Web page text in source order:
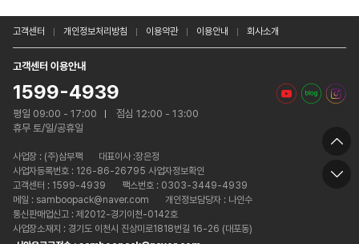
고객센터 개인정보처리방침 이용약관 이용안내 회사소개
고객센터 이용안내
1599-4939
평일 09:00 - 17:00
점심 12:00 - 13:00
휴무 토/일/공휴일
사업장 : (주)삼부팩
대표이사 :장은정
사업자등록번호 : 126-86-26795 사업자정보확인
고객센터 : 1599-4939
팩스번호 : 0303-3449-4939
메일 : samboopack@naver.com
개인정보담당자 : 나인수
통신판매업신고 : 제2012-경기이천-0142호
사업장소재지 : 경기도 이천시 진상미로1818번길 16-26 (대포동)